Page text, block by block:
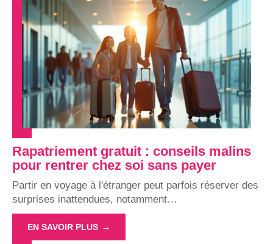
Rapatriement gratuit : conseils malins
pour rentrer chez soi sans payer
Partir en voyage à l'étranger peut parfois réserver des
surprises inattendues, notamment…
EN SAVOIR PLUS